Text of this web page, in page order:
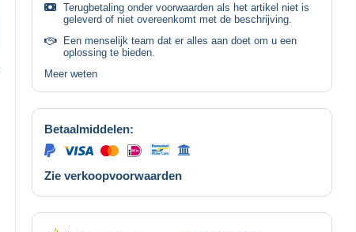
Terugbetaling onder voorwaarden als het artikel niet is
geleverd of niet overeenkomt met de beschrijving.
Een menselijk team dat er alles aan doet om u een
oplossing te bieden.
Meer weten
Betaalmiddelen:
Zie verkoopvoorwaarden